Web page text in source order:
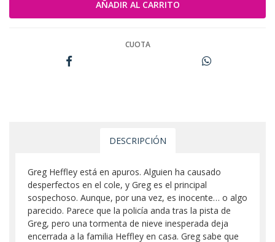
CUOTA
DESCRIPCIÓN
Greg Heffley está en apuros. Alguien ha causado
desperfectos en el cole, y Greg es el principal
sospechoso. Aunque, por una vez, es inocente… o algo
parecido. Parece que la policía anda tras la pista de
Greg, pero una tormenta de nieve inesperada deja
encerrada a la familia Heffley en casa. Greg sabe que